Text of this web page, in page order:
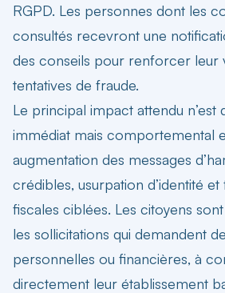
RGPD. Les personnes dont les
consultés recevront une
des conseils pour renforcer leur
tentatives de fraude.
Le principal impact attendu
immédiat mais comportemental
augmentation des messages
crédibles, usurpation d’identité
fiscales ciblées. Les citoyens
les sollicitations qui demandent
personnelles ou financières, à
directement leur établissement